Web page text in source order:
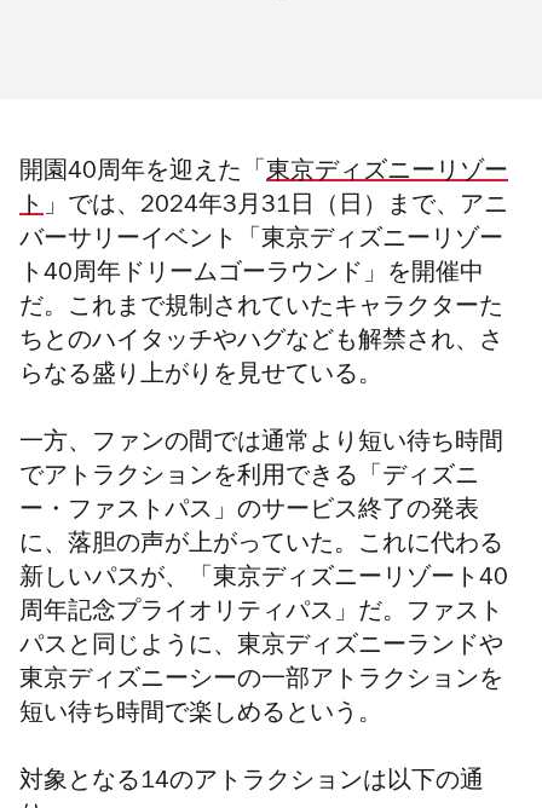
開園40周年を迎えた「 東京ディズニーリゾー
ト」では、2024年3月31日（日）まで、アニ
バーサリーイベント「東京ディズニーリゾー
ト40周年ドリームゴーラウンド」を開催中
だ。これまで規制されていたキャラクターた
ちとのハイタッチやハグなども解禁され、さ
らなる盛り上がりを見せている。
一方、ファンの間では通常より短い待ち時間
でアトラクションを利用できる「ディズニ
ー・ファストパス」のサービス終了の発表
に、落胆の声が上がっていた。これに代わる
新しいパスが、「東京ディズニーリゾート40
周年記念プライオリティパス」だ。ファスト
パスと同じように、東京ディズニーランドや
東京ディズニーシーの一部アトラクションを
短い待ち時間で楽しめるという。
対象となる14のアトラクションは以下の通